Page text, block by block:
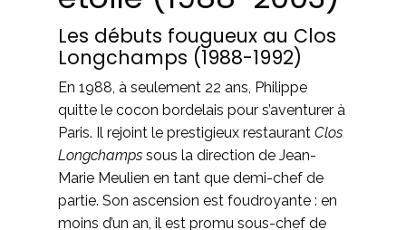
Les débuts fougueux au Clos
Longchamps (1988-1992)
En 1988, à seulement 22 ans, Philippe
quitte le cocon bordelais pour s’aventurer à
Paris. Il rejoint le prestigieux restaurant Clos
Longchamps sous la direction de Jean-
Marie Meulien en tant que demi-chef de
partie. Son ascension est foudroyante : en
moins d’un an, il est promu sous-chef de